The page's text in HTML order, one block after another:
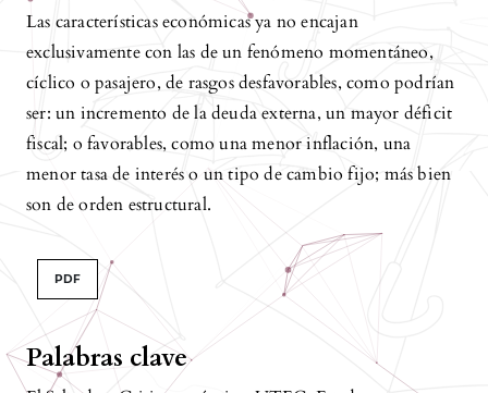
Palabras clave
Las características económicas ya no encajan
exclusivamente con las de un fenómeno momentáneo,
cíclico o pasajero, de rasgos desfavorables, como podrían
ser: un incremento de la deuda externa, un mayor déficit
fiscal; o favorables, como una menor inflación, una
menor tasa de interés o un tipo de cambio fijo; más bien
son de orden estructural.
PDF